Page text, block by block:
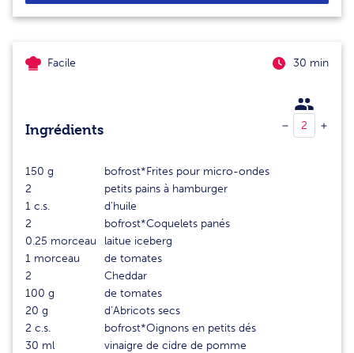
Facile 30 min
Ingrédients
150 g
bofrost*Frites pour micro-ondes
2
petits pains à hamburger
1 c.s.
d'huile
2
bofrost*Coquelets panés
0.25 morceau
laitue iceberg
1 morceau
de tomates
2
Cheddar
100 g
de tomates
20 g
d’Abricots secs
2 c.s.
bofrost*Oignons en petits dés
30 ml
vinaigre de cidre de pomme